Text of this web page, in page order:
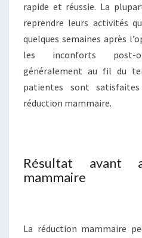
rapide et réussie. La
reprendre leurs activités
quelques semaines après
les inconforts post-
généralement au fil du
patientes sont
réduction mammaire.
Résultat avant
mammaire​
La réduction mammaire